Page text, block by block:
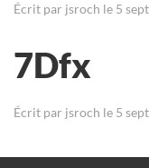
Écrit par jsroch le 5
7Dfx
Écrit par jsroch le 5